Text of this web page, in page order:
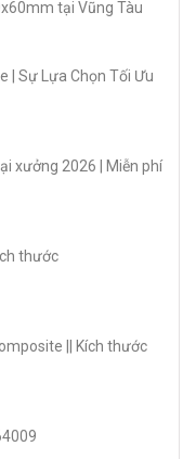
tại Vũng Tàu
| Sự Lựa Chọn Tối Ưu
xưởng 2026 | Miễn phí
thước
|| Kích thước